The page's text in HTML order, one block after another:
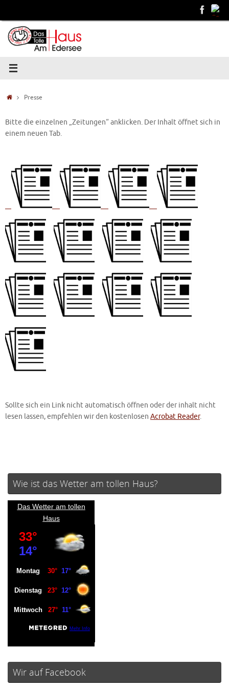
Presse
Bitte die einzelnen „Zeitungen“ anklicken. Der Inhalt öffnet sich in
einem neuen Tab.
Sollte sich ein Link nicht automatisch öffnen oder der inhalt nicht
lesen lassen, empfehlen wir den kostenlosen Acrobat Reader.
Wie ist das Wetter am tollen Haus?
Das Wetter am tollen
Haus
Wir auf Facebook